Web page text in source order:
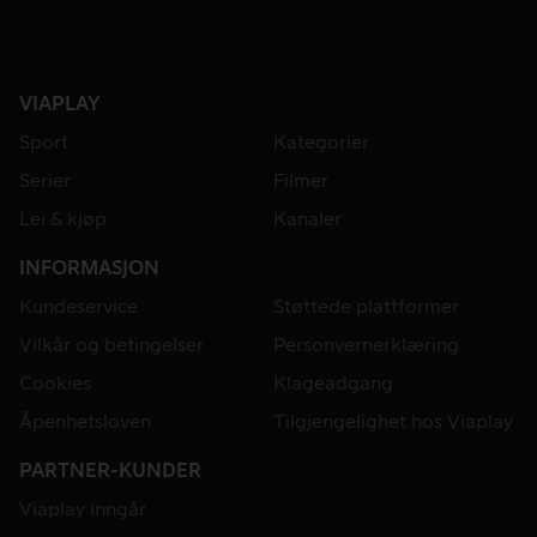
VIAPLAY
Sport
Kategorier
Serier
Filmer
Lei & kjøp
Kanaler
INFORMASJON
Kundeservice
Støttede plattformer
Vilkår og betingelser
Personvernerklæring
Cookies
Klageadgang
Åpenhetsloven
Tilgjengelighet hos Viaplay
PARTNER-KUNDER
Viaplay inngår